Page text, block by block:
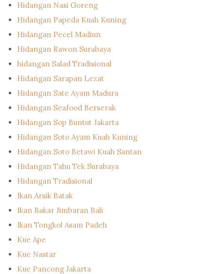
Hidangan Nasi Goreng
Hidangan Papeda Kuah Kuning
Hidangan Pecel Madiun
Hidangan Rawon Surabaya
hidangan Salad Tradisional
Hidangan Sarapan Lezat
Hidangan Sate Ayam Madura
Hidangan Seafood Berserak
Hidangan Sop Buntut Jakarta
Hidangan Soto Ayam Kuah Kuning
Hidangan Soto Betawi Kuah Santan
Hidangan Tahu Tek Surabaya
Hidangan Tradisional
Ikan Arsik Batak
Ikan Bakar Jimbaran Bali
Ikan Tongkol Asam Padeh
Kue Ape
Kue Nastar
Kue Pancong Jakarta